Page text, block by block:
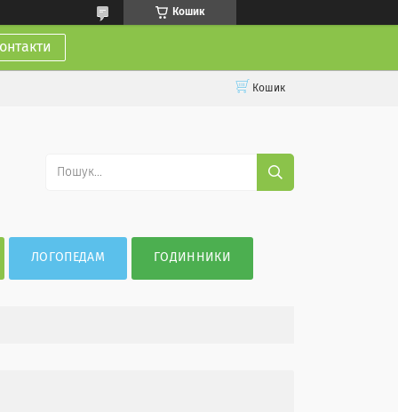
Кошик
Кошик
ЛОГОПЕДАМ ГОДИННИКИ